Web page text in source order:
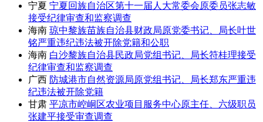
宁夏 宁夏回族自治区第十一届人大常委会原委员张志敏
接受纪律审查和监察调查
海南 琼中黎族苗族自治县财政局原党委书记、局长叶世
铭严重违纪违法被开除党籍和公职
海南 白沙黎族自治县民政局党组书记、局长符桂理接受
纪律审查和监察调查
广西 防城港市自然资源局原党组书记、局长郑东严重违
纪违法被开除党籍
甘肃 平凉市崆峒区农业项目服务中心原主任、六级职员
张建平接受审查调查